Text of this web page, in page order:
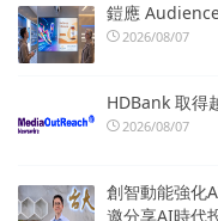
鎧應
2026/08/07
HDBank 取得
2026/08/07
創智動能強化
邀分享AI時代